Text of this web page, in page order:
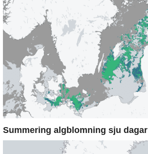
Summering algblomning sju dagar